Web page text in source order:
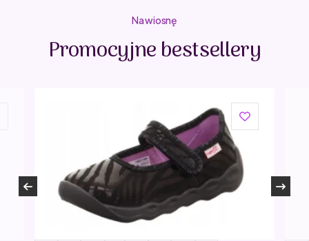
Na wiosnę
Promocyjne bestsellery